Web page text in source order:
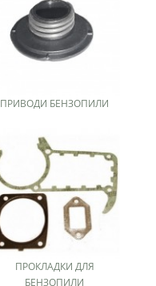
ПРИВОДИ БЕНЗОПИЛИ
ПРОКЛАДКИ ДЛЯ
БЕНЗОПИЛИ